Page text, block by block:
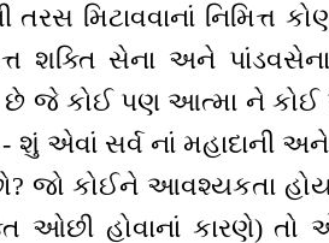
મિટાવવાનાં નિમિત્ત
શક્તિ સેના અને
છે જે કોઈ પણ આત્મા ને કોઈ
એવાં સર્વ નાં મહાદાની અને
જો કોઈને આવશ્યકતા
ઓછી હોવાનાં કારણે)